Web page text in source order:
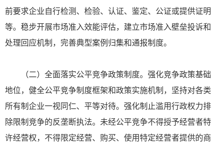
前要求企业自行检测、检验、认证、鉴定、公证或提供证明
等。稳步开展市场准入效能评估，建立市场准入壁垒投诉和
处理回应机制，完善典型案例归集和通报制度。
（二）全面落实公平竞争政策制度。强化竞争政策基础
地位，健全公平竞争制度框架和政策实施机制，坚持对各类
所有制企业一视同仁、平等对待。强化制止滥用行政权力排
除限制竞争的反垄断执法。未经公平竞争不得授予经营者特
许经营权，不得限定经营、购买、使用特定经营者提供的商